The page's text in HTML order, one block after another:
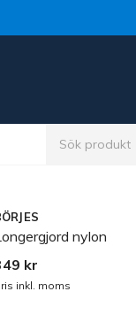
nylon
kr
inkl. moms